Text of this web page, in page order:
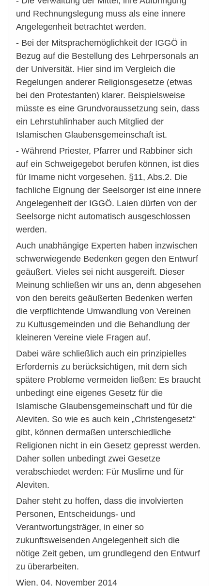
und Rechnungslegung muss als eine innere
Angelegenheit betrachtet werden.
- Bei der Mitsprachemöglichkeit der IGGÖ in
Bezug auf die Bestellung des Lehrpersonals an
der Universität. Hier sind im Vergleich die
Regelungen anderer Religionsgesetze (etwas
bei den Protestanten) klarer. Beispielsweise
müsste es eine Grundvoraussetzung sein, dass
ein Lehrstuhlinhaber auch Mitglied der
Islamischen Glaubensgemeinschaft ist.
- Während Priester, Pfarrer und Rabbiner sich
auf ein Schweigegebot berufen können, ist dies
für Imame nicht vorgesehen. §11, Abs.2. Die
fachliche Eignung der Seelsorger ist eine innere
Angelegenheit der IGGÖ. Laien dürfen von der
Seelsorge nicht automatisch ausgeschlossen
werden.
Auch unabhängige Experten haben inzwischen
schwerwiegende Bedenken gegen den Entwurf
geäußert. Vieles sei nicht ausgereift. Dieser
Meinung schließen wir uns an, denn abgesehen
von den bereits geäußerten Bedenken werfen
die verpflichtende Umwandlung von Vereinen
zu Kultusgemeinden und die Behandlung der
kleineren Vereine viele Fragen auf.
Dabei wäre schließlich auch ein prinzipielles
Erfordernis zu berücksichtigen, mit dem sich
spätere Probleme vermeiden ließen: Es braucht
unbedingt eine eigenes Gesetz für die
Islamische Glaubensgemeinschaft und für die
Aleviten. So wie es auch kein „Christengesetz“
gibt, können dermaßen unterschiedliche
Religionen nicht in ein Gesetz gepresst werden.
Daher sollen unbedingt zwei Gesetze
verabschiedet werden: Für Muslime und für
Aleviten.
Daher steht zu hoffen, dass die involvierten
Personen, Entscheidungs- und
Verantwortungsträger, in einer so
zukunftsweisenden Angelegenheit sich die
nötige Zeit geben, um grundlegend den Entwurf
zu überarbeiten.
Wien, 04. November 2014